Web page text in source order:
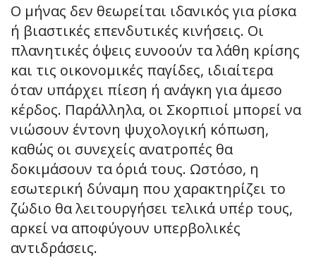
Ο μήνας δεν θεωρείται ιδανικός για ρίσκα
ή βιαστικές επενδυτικές κινήσεις. Οι
πλανητικές όψεις ευνοούν τα λάθη κρίσης
και τις οικονομικές παγίδες, ιδιαίτερα
όταν υπάρχει πίεση ή ανάγκη για άμεσο
κέρδος. Παράλληλα, οι Σκορπιοί μπορεί να
νιώσουν έντονη ψυχολογική κόπωση,
καθώς οι συνεχείς ανατροπές θα
δοκιμάσουν τα όριά τους. Ωστόσο, η
εσωτερική δύναμη που χαρακτηρίζει το
ζώδιο θα λειτουργήσει τελικά υπέρ τους,
αρκεί να αποφύγουν υπερβολικές
αντιδράσεις.